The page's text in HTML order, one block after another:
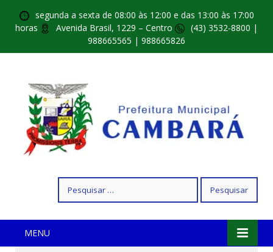
segunda a sexta de 08:00 às 12:00 e das 13:00 às 17:00
horas
Avenida Brasil, 1229 – Centro
(43) 3532-8800 |
988665565 | 988665826
por:
MENU